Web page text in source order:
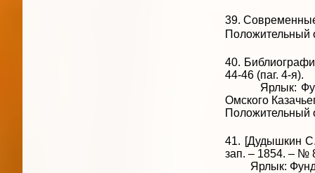
39.
Положительный
40.
44-46 (паг. 4-я).
Ярлык:
Омского
Положительный
41. [Дудышкин
зап. – 1854. – №
Ярлык: